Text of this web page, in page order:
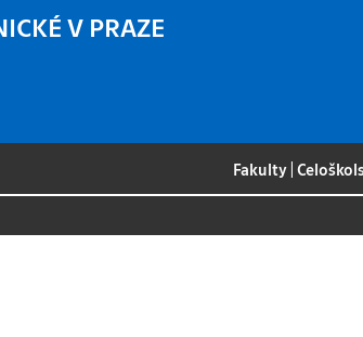
V PRAZE
Fakulty |